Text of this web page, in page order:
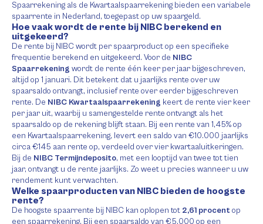
Spaarrekening als de Kwartaalspaarrekening bieden een variabele
spaarrente in Nederland, toegepast op uw spaargeld.
Hoe vaak wordt de rente bij NIBC berekend en
uitgekeerd?
De rente bij NIBC wordt per spaarproduct op een specifieke
frequentie berekend en uitgekeerd. Voor de NIBC
Spaarrekening wordt de rente één keer per jaar bijgeschreven,
altijd op 1 januari. Dit betekent dat u jaarlijks rente over uw
spaarsaldo ontvangt, inclusief rente over eerder bijgeschreven
rente. De NIBC Kwartaalspaarrekening keert de rente vier keer
per jaar uit, waarbij u samengestelde rente ontvangt als het
spaarsaldo op de rekening blijft staan. Bij een rente van 1,45% op
een Kwartaalspaarrekening, levert een saldo van €10.000 jaarlijks
circa €145 aan rente op, verdeeld over vier kwartaaluitkeringen.
Bij de NIBC Termijndeposito, met een looptijd van twee tot tien
jaar, ontvangt u de rente jaarlijks. Zo weet u precies wanneer u uw
rendement kunt verwachten.
Welke spaarproducten van NIBC bieden de hoogste
rente?
De hoogste spaarrente bij NIBC kan oplopen tot 2,61 procentop
een spaarrekening. Bij een spaarsaldo van €5.000 op een